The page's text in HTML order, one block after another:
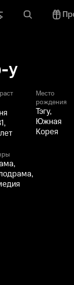
у
Место
рождения
Тэгу,
Южная
Корея